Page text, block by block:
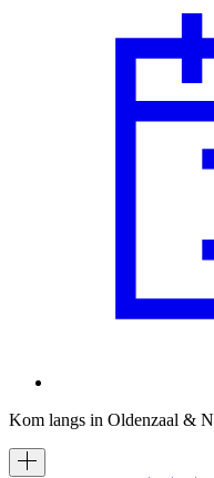
Kom langs in Oldenzaal &